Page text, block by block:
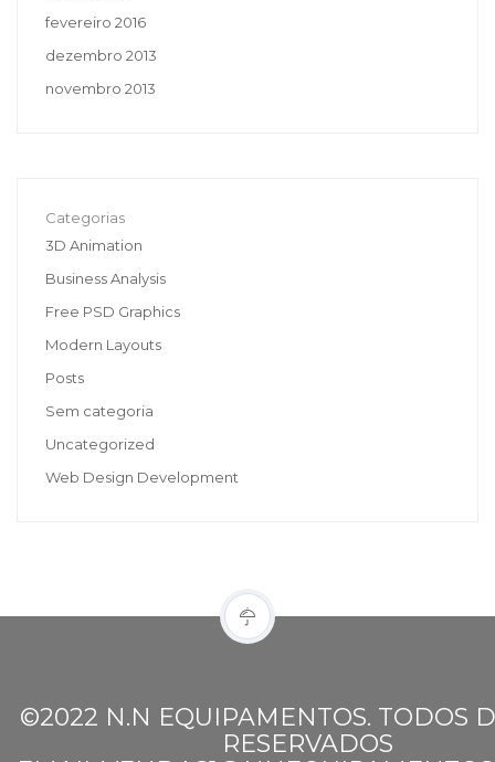
fevereiro 2016
dezembro 2013
novembro 2013
Categorias
3D Animation
Business Analysis
Free PSD Graphics
Modern Layouts
Posts
Sem categoria
Uncategorized
Web Design Development
©2022 N.N EQUIPAMENTOS. TODOS
RESERVADOS